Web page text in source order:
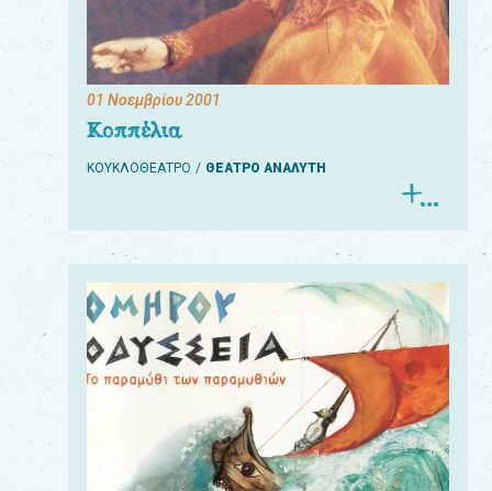
01 Νοεμβρίου 2001
Κοππέλια
ΚΟΥΚΛΟΘΕΑΤΡΟ ΘΕΑΤΡΟ ΑΝΑΛΥΤΗ
συλλόγους
παραγωγούς
συνεργάτες